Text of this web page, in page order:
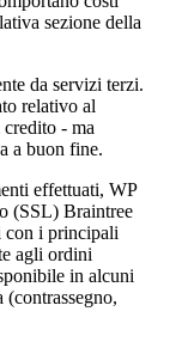
sezione della
da servizi terzi.
relativo al
- ma
a buon fine.
effettuati, WP
(SSL) Braintree
con i principali
agli ordini
in alcuni